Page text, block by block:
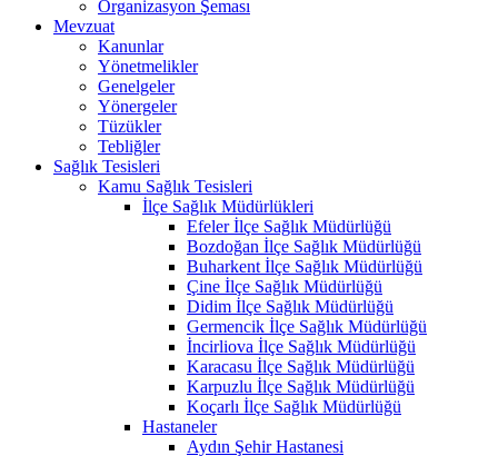
Organizasyon Şeması
Mevzuat
Kanunlar
Yönetmelikler
Genelgeler
Yönergeler
Tüzükler
Tebliğler
Sağlık Tesisleri
Kamu Sağlık Tesisleri
İlçe Sağlık Müdürlükleri
Efeler İlçe Sağlık Müdürlüğü
Bozdoğan İlçe Sağlık Müdürlüğü
Buharkent İlçe Sağlık Müdürlüğü
Çine İlçe Sağlık Müdürlüğü
Didim İlçe Sağlık Müdürlüğü
Germencik İlçe Sağlık Müdürlüğü
İncirliova İlçe Sağlık Müdürlüğü
Karacasu İlçe Sağlık Müdürlüğü
Karpuzlu İlçe Sağlık Müdürlüğü
Koçarlı İlçe Sağlık Müdürlüğü
Hastaneler
Aydın Şehir Hastanesi